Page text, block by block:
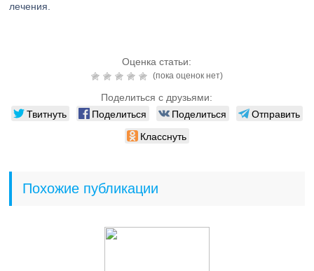
лечения.
Оценка статьи:
(пока оценок нет)
Поделиться с друзьями:
Твитнуть Поделиться Поделиться
Отправить
Класснуть
Похожие публикации